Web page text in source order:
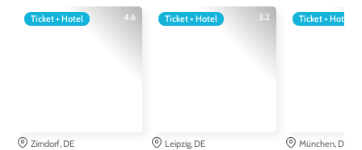
4.6
Ticket + Hotel
Zirndorf, DE
3.2
Ticket + Hotel
Leipzig, DE
Ticket + Hotel
München, DE